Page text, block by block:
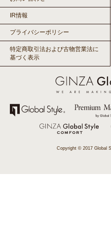
IR情報
プライバシーポリシー
特定商取引法および古物営業法に
基づく表示
Copyright © 2017 Global